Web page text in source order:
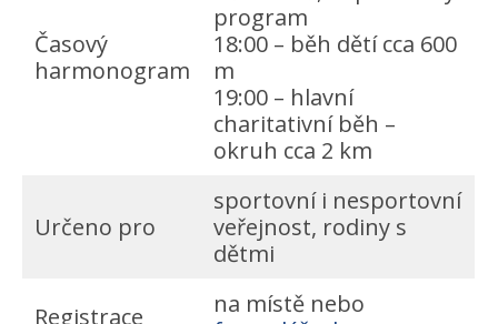
Časový
harmonogram
program
18:00 – běh dětí cca 600
m
19:00 – hlavní
charitativní běh –
okruh cca 2 km
Určeno pro
sportovní i nesportovní
veřejnost, rodiny s
dětmi
Registrace
na místě nebo